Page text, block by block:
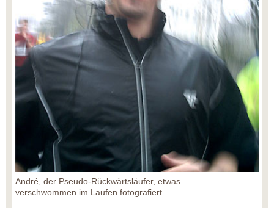
André, der Pseudo-Rückwärtsläufer, etwas
verschwommen im Laufen fotografiert